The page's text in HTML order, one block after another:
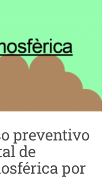
preventivo
de
por